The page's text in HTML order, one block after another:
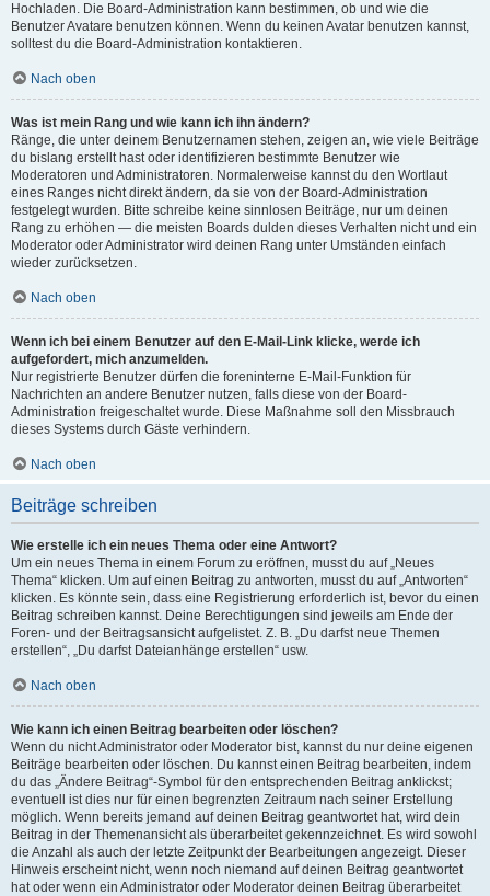
Hochladen. Die Board-Administration kann bestimmen, ob und wie die
Benutzer Avatare benutzen können. Wenn du keinen Avatar benutzen kannst,
solltest du die Board-Administration kontaktieren.
Nach oben
Was ist mein Rang und wie kann ich ihn ändern?
Ränge, die unter deinem Benutzernamen stehen, zeigen an, wie viele Beiträge
du bislang erstellt hast oder identifizieren bestimmte Benutzer wie
Moderatoren und Administratoren. Normalerweise kannst du den Wortlaut
eines Ranges nicht direkt ändern, da sie von der Board-Administration
festgelegt wurden. Bitte schreibe keine sinnlosen Beiträge, nur um deinen
Rang zu erhöhen — die meisten Boards dulden dieses Verhalten nicht und ein
Moderator oder Administrator wird deinen Rang unter Umständen einfach
wieder zurücksetzen.
Nach oben
Wenn ich bei einem Benutzer auf den E-Mail-Link klicke, werde ich
aufgefordert, mich anzumelden.
Nur registrierte Benutzer dürfen die foreninterne E-Mail-Funktion für
Nachrichten an andere Benutzer nutzen, falls diese von der Board-
Administration freigeschaltet wurde. Diese Maßnahme soll den Missbrauch
dieses Systems durch Gäste verhindern.
Nach oben
Beiträge schreiben
Wie erstelle ich ein neues Thema oder eine Antwort?
Um ein neues Thema in einem Forum zu eröffnen, musst du auf „Neues
Thema“ klicken. Um auf einen Beitrag zu antworten, musst du auf „Antworten“
klicken. Es könnte sein, dass eine Registrierung erforderlich ist, bevor du einen
Beitrag schreiben kannst. Deine Berechtigungen sind jeweils am Ende der
Foren- und der Beitragsansicht aufgelistet. Z. B. „Du darfst neue Themen
erstellen“, „Du darfst Dateianhänge erstellen“ usw.
Nach oben
Wie kann ich einen Beitrag bearbeiten oder löschen?
Wenn du nicht Administrator oder Moderator bist, kannst du nur deine eigenen
Beiträge bearbeiten oder löschen. Du kannst einen Beitrag bearbeiten, indem
du das „Ändere Beitrag“-Symbol für den entsprechenden Beitrag anklickst;
eventuell ist dies nur für einen begrenzten Zeitraum nach seiner Erstellung
möglich. Wenn bereits jemand auf deinen Beitrag geantwortet hat, wird dein
Beitrag in der Themenansicht als überarbeitet gekennzeichnet. Es wird sowohl
die Anzahl als auch der letzte Zeitpunkt der Bearbeitungen angezeigt. Dieser
Hinweis erscheint nicht, wenn noch niemand auf deinen Beitrag geantwortet
hat oder wenn ein Administrator oder Moderator deinen Beitrag überarbeitet